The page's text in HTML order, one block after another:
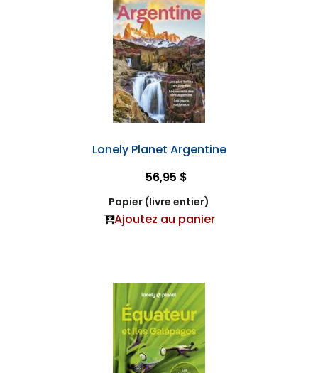
Lonely Planet Argentine
56,95 $
Papier (livre entier)
Ajoutez au panier